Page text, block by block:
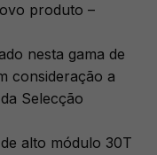
produto –
nesta gama de
consideração a
Selecção
alto módulo 30T